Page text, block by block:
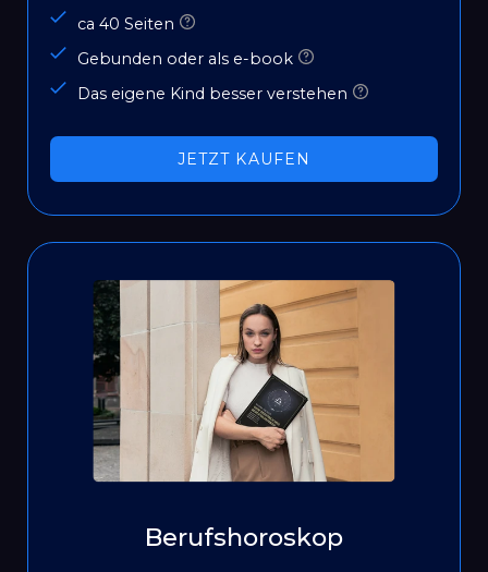
ca 40 Seiten
Gebunden oder als e-book
Das eigene Kind besser verstehen
JETZT KAUFEN
Berufshoroskop